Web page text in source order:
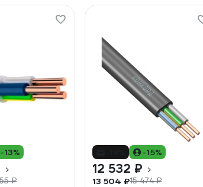
-13%
₽
-15%
12 532 ₽
13 504 ₽15 474 ₽